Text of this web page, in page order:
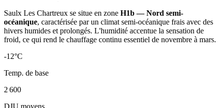
Saulx Les Chartreux se situe en zone H1b — Nord semi-
océanique, caractérisée par un climat semi-océanique frais avec des
hivers humides et prolongés. L'humidité accentue la sensation de
froid, ce qui rend le chauffage continu essentiel de novembre à mars.
-12°C
Temp. de base
2 600